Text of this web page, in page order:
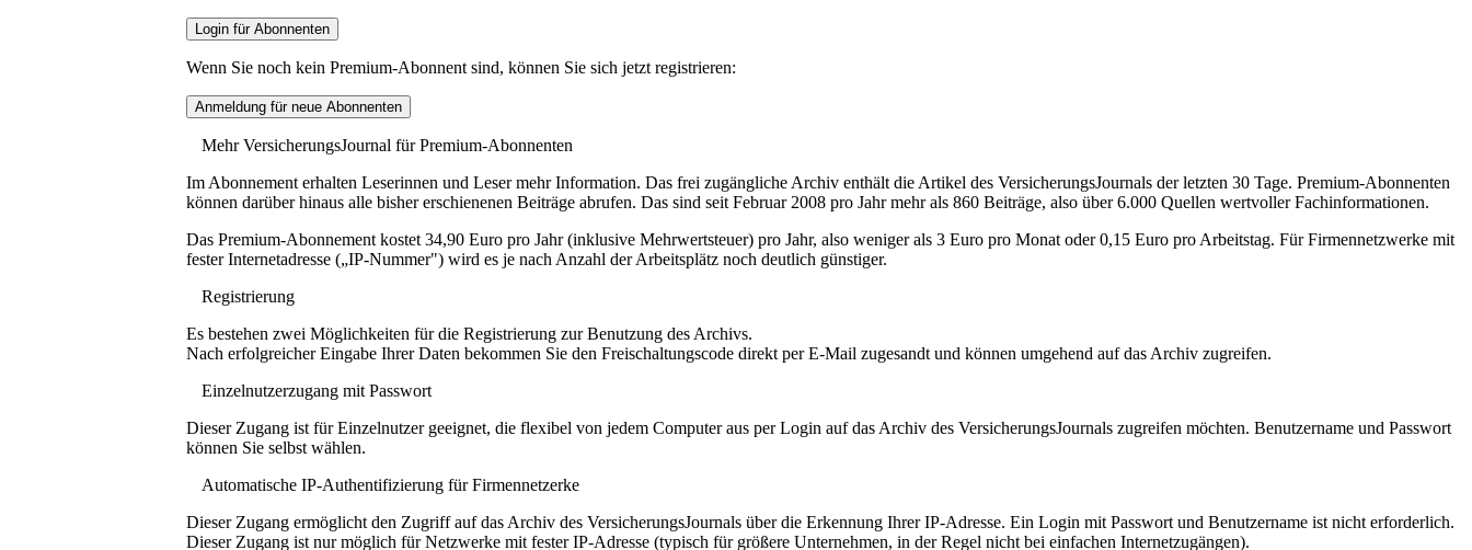
Wenn Sie noch kein Premium-Abonnent sind, können Sie sich jetzt registrieren:
Mehr VersicherungsJournal für Premium-Abonnenten
Im Abonnement erhalten Leserinnen und Leser mehr Information. Das frei zugängliche Archiv enthält die Artikel des VersicherungsJournals der letzten 30 Tage. Premium-Abonnenten
können darüber hinaus alle bisher erschienenen Beiträge abrufen. Das sind seit Februar 2008 pro Jahr mehr als 860 Beiträge, also über 6.000 Quellen wertvoller Fachinformationen.
Das Premium-Abonnement kostet 34,90 Euro pro Jahr (inklusive Mehrwertsteuer) pro Jahr, also weniger als 3 Euro pro Monat oder 0,15 Euro pro Arbeitstag. Für Firmennetzwerke mit
fester Internetadresse („IP-Nummer") wird es je nach Anzahl der Arbeitsplätz noch deutlich günstiger.
Registrierung
Es bestehen zwei Möglichkeiten für die Registrierung zur Benutzung des Archivs.
Nach erfolgreicher Eingabe Ihrer Daten bekommen Sie den Freischaltungscode direkt per E-Mail zugesandt und können umgehend auf das Archiv zugreifen.
Einzelnutzerzugang mit Passwort
Dieser Zugang ist für Einzelnutzer geeignet, die flexibel von jedem Computer aus per Login auf das Archiv des VersicherungsJournals zugreifen möchten. Benutzername und Passwort
können Sie selbst wählen.
Automatische IP-Authentifizierung für Firmennetzerke
Dieser Zugang ermöglicht den Zugriff auf das Archiv des VersicherungsJournals über die Erkennung Ihrer IP-Adresse. Ein Login mit Passwort und Benutzername ist nicht erforderlich.
Dieser Zugang ist nur möglich für Netzwerke mit fester IP-Adresse (typisch für größere Unternehmen, in der Regel nicht bei einfachen Internetzugängen).